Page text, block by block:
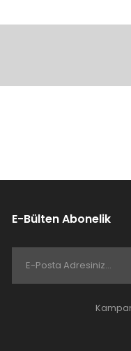
E-Bülten Abonelik